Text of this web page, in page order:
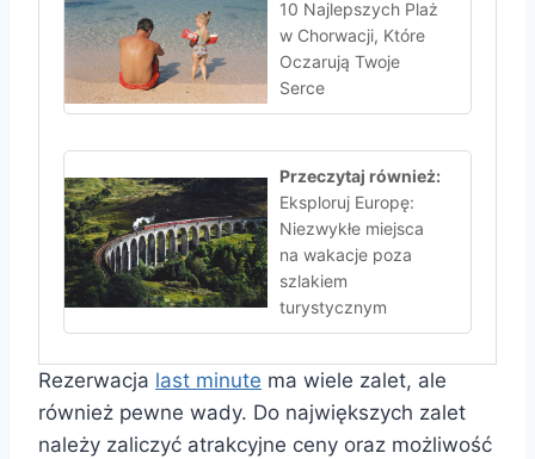
10 Najlepszych Plaż
w Chorwacji, Które
Oczarują Twoje
Serce
Przeczytaj również:
Eksploruj Europę:
Niezwykłe miejsca
na wakacje poza
szlakiem
turystycznym
Rezerwacja last minute ma wiele zalet, ale
również pewne wady. Do największych zalet
należy zaliczyć atrakcyjne ceny oraz możliwość